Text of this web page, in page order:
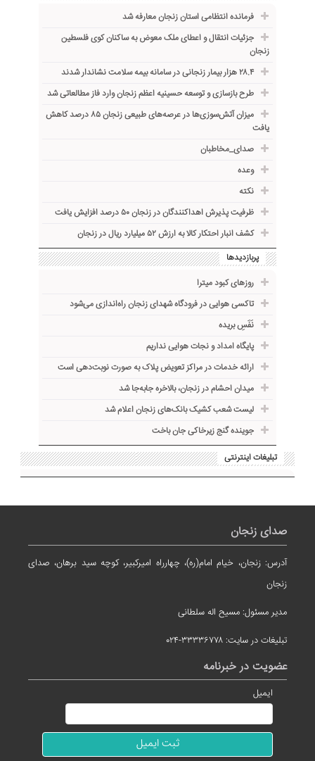
فرمانده انتظامی استان زنجان معارفه شد
جزئیات انتقال و اعطای ملک معوض به ساکنان کوی فلسطین
زنجان
۲۸.۴ هزار بیمار زنجانی در سامانه بیمه سلامت نشاندار شدند
طرح بازسازی و توسعه حسینیه اعظم زنجان وارد فاز مطالعاتی شد
میزان آتش‌سوزی‌ها در عرصه‌های طبیعی زنجان ۸۵ درصد کاهش
یافت
صدای_مخاطبان
وعده
نکته
ظرفیت پذیرش اهداکنندگان در زنجان ۵۰ درصد افزایش یافت
کشف انبار احتکار کالا به ارزش ۵۲ میلیارد ریال در زنجان
پربازدیدها
روزهای کبود میترا
تاکسی هوایی در فرودگاه شهدای زنجان راه‌اندازی می‌شود
نَفَسِ بریده
پایگاه امداد و نجات هوایی نداریم
ارائه خدمات در مراکز تعویض پلاک به صورت نوبت‌دهی است
میدان احشام در زنجان، بالاخره جا‌به‌جا شد
لیست شعب کشیک بانک‌های زنجان اعلام شد
جوینده گنج زیرخاکی جان باخت
تبلیغات اینترنتی
صدای زنجان
آدرس: زنجان، خیام امام(ره)، چهارراه امیرکبیر، کوچه سید برهان، صدای
زنجان
مدیر مسئول: مسیح اله سلطانی
تبلیغات در سایت: ۳۳۳۳۶۷۷۸-۰۲۴
عضویت در خبرنامه
ایمیل